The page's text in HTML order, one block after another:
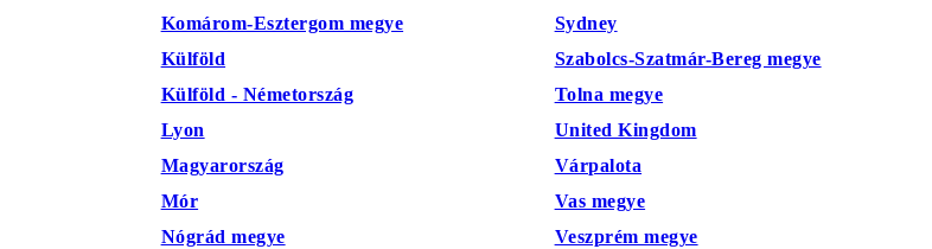
Komárom-Esztergom megye
Külföld
Külföld - Németország
Lyon
Magyarország
Mór
Nógrád megye
Sydney
Szabolcs-Szatmár-Bereg megye
Tolna megye
United Kingdom
Várpalota
Vas megye
Veszprém megye